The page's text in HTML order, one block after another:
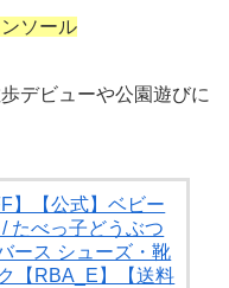
ソール
デビューや公園遊びに
】【公式】ベビー
たべっ子どうぶつ
ース シューズ・靴
【RBA_E】【送料